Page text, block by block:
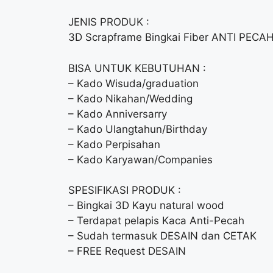
JENIS PRODUK :
3D Scrapframe Bingkai Fiber ANTI
BISA UNTUK KEBUTUHAN :
– Kado Wisuda/graduation
– Kado Nikahan/Wedding
– Kado Anniversarry
– Kado Ulangtahun/Birthday
– Kado Perpisahan
– Kado Karyawan/Companies
SPESIFIKASI PRODUK :
– Bingkai 3D Kayu natural wood
– Terdapat pelapis Kaca Anti-Pecah
– Sudah termasuk DESAIN dan CETAK
– FREE Request DESAIN